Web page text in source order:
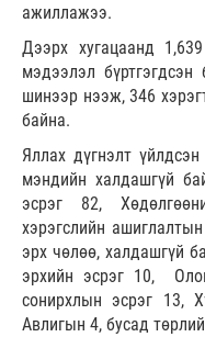
ажиллажээ.
Дээрх хугацаанд
мэдээлэл бүртгэгдсэн
шинээр нээж, 346
байна.
Яллах дүгнэлт
мэндийн халдашгүй
эсрэг 82,
хэрэгслийн
эрх чөлөө, халдашгүй
эрхийн эсрэг 10,
сонирхлын эсрэг 13,
Авлигын 4, бусад